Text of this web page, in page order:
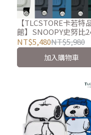
【TLCSTORE卡若特
館】SNOOPY史努比
經典雙開上掀行李箱-8
可選
NT$5,480NT$5,980
加入購物車